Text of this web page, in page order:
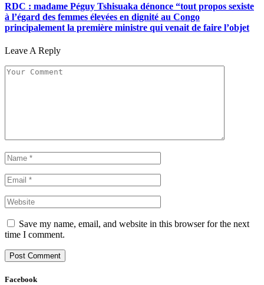
RDC : madame Péguy Tshisuaka dénonce “tout propos sexiste
à l’égard des femmes élevées en dignité au Congo
principalement la première ministre qui venait de faire l’objet
Leave A Reply
Save my name, email, and website in this browser for the next
time I comment.
Facebook